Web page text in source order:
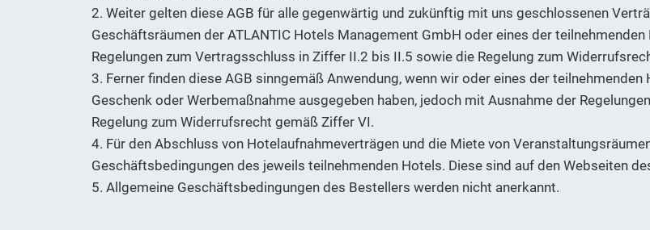
2. Weiter gelten diese AGB für alle gegenwärtig und zukünftig mit uns geschlossenen
Geschäftsräumen der ATLANTIC Hotels Management GmbH oder eines der
Regelungen zum Vertragsschluss in Ziffer II.2 bis II.5 sowie die Regelung zum
3. Ferner finden diese AGB sinngemäß Anwendung, wenn wir oder eines der
Geschenk oder Werbemaßnahme ausgegeben haben, jedoch mit Ausnahme der
Regelung zum Widerrufsrecht gemäß Ziffer VI.
4. Für den Abschluss von Hotelaufnahmeverträgen und die Miete von
Geschäftsbedingungen des jeweils teilnehmenden Hotels. Diese sind auf den Webseiten
5. Allgemeine Geschäftsbedingungen des Bestellers werden nicht anerkannt.